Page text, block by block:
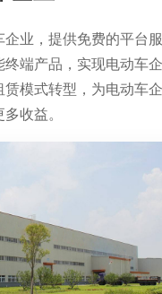
业，提供免费的平台
终端产品，实现电动车
赁模式转型，为电动车
收益。